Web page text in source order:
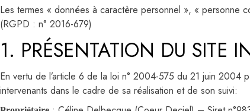
Les termes « données à caractère personnel », « personne
(RGPD : n° 2016-679)
1. PRÉSENTATION DU SITE
En vertu de l’article 6 de la loi n° 2004-575 du 21 juin 2004
intervenants dans le cadre de sa réalisation et de son suivi: